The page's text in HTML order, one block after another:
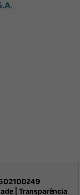
| Transparência